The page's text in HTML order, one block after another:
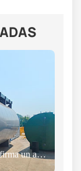
ZOOMLINE La empresa Machinery firma un acuerdo con un cliente griego para un tanque de almacenamiento de asfalto de 50 m³.